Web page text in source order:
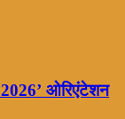
2026’ ओरिएंटेशन